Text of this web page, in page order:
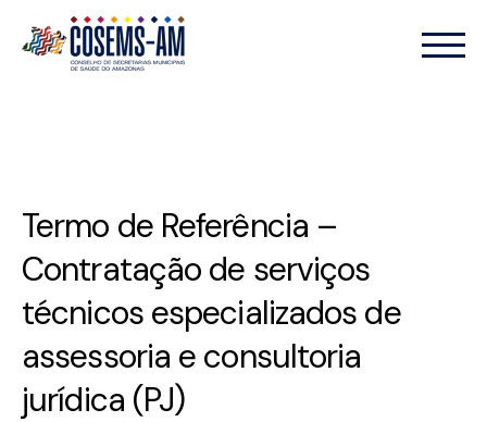
Termo de Referência –
Contratação de serviços
técnicos especializados de
assessoria e consultoria
jurídica (PJ)